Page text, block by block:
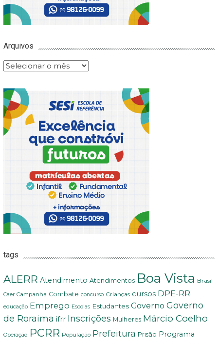
Arquivos
Arquivos
tags
ALERR Atendimento Atendimentos Boa Vista Brasil
Caer Campanha Combate concurso Crianças cursos DPE-RR
educação Emprego Escolas Estudantes Governo Governo
de Roraima ifrr Inscrições Mulheres Márcio Coelho
Operação PCRR População Prefeitura Prisão Programa